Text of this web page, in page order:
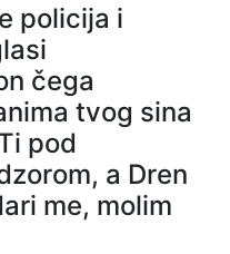
policija i
čega
tvog sina
pod
a Dren
me, molim